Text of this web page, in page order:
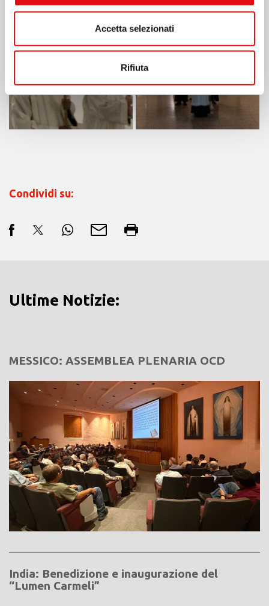
Accetta selezionati
Rifiuta
Condividi su:
Ultime Notizie:
MESSICO: ASSEMBLEA PLENARIA OCD
India: Benedizione e inaugurazione del
“Lumen Carmeli”